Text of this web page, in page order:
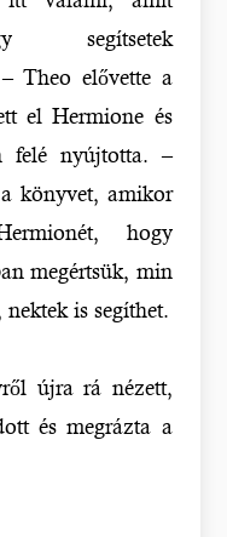
segítsetek
Theo elővette a
el Hermione és
felé nyújtotta. –
könyvet, amikor
hogy
megértsük, min
is segíthet.
újra rá nézett,
és megrázta a